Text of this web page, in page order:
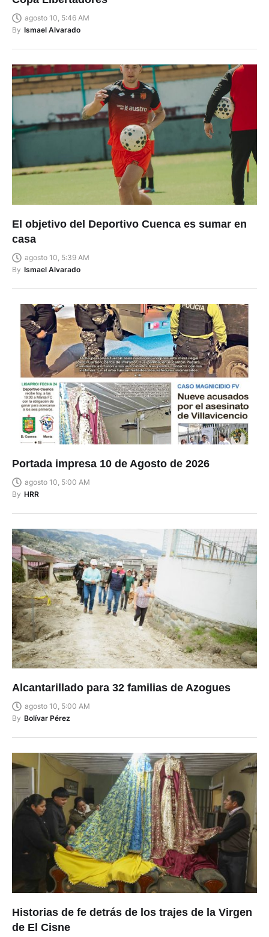
agosto 10, 5:46 AM
By Ismael Alvarado
El objetivo del Deportivo Cuenca es sumar en
casa
agosto 10, 5:39 AM
By Ismael Alvarado
Portada impresa 10 de Agosto de 2026
agosto 10, 5:00 AM
By HRR
Alcantarillado para 32 familias de Azogues
agosto 10, 5:00 AM
By Bolívar Pérez
Historias de fe detrás de los trajes de la Virgen
de El Cisne